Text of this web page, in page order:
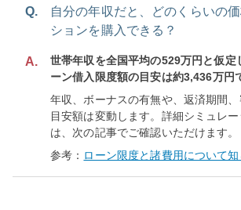
Q.
自分の年収だと、どのくらいの
ションを購入できる？
A.
世帯年収を全国平均の529万円と仮定
ーン借入限度額の目安は約3,436万円
年収、ボーナスの有無や、返済期間
目安額は変動します。詳細シミュレ
は、次の記事でご確認いただけます。
参考： ローン限度と諸費用について知